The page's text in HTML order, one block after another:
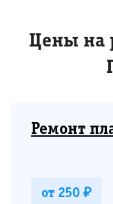
Цены на
Ремонт
от 250 ₽